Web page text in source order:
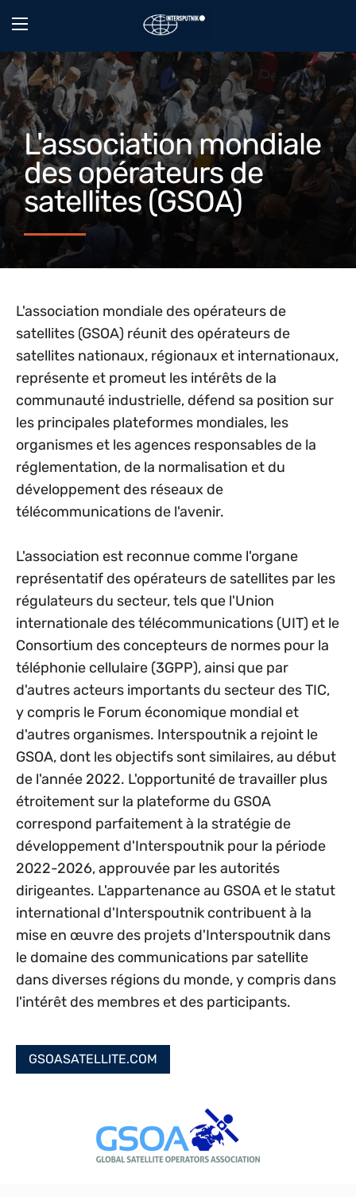
L'association mondiale
des opérateurs de
satellites (GSOA)
L'association mondiale des opérateurs de
satellites (GSOA) réunit des opérateurs de
satellites nationaux, régionaux et internationaux,
représente et promeut les intérêts de la
communauté industrielle, défend sa position sur
les principales plateformes mondiales, les
organismes et les agences responsables de la
réglementation, de la normalisation et du
développement des réseaux de
télécommunications de l'avenir.
L'association est reconnue comme l'organe
représentatif des opérateurs de satellites par les
régulateurs du secteur, tels que l'Union
internationale des télécommunications (UIT) et le
Consortium des concepteurs de normes pour la
téléphonie cellulaire (3GPP), ainsi que par
d'autres acteurs importants du secteur des TIC,
y compris le Forum économique mondial et
d'autres organismes. Interspoutnik a rejoint le
GSOA, dont les objectifs sont similaires, au début
de l'année 2022. L'opportunité de travailler plus
étroitement sur la plateforme du GSOA
correspond parfaitement à la stratégie de
développement d'Interspoutnik pour la période
2022-2026, approuvée par les autorités
dirigeantes. L'appartenance au GSOA et le statut
international d'Interspoutnik contribuent à la
mise en œuvre des projets d'Interspoutnik dans
le domaine des communications par satellite
dans diverses régions du monde, y compris dans
l'intérêt des membres et des participants.
GSOASATELLITE.COM